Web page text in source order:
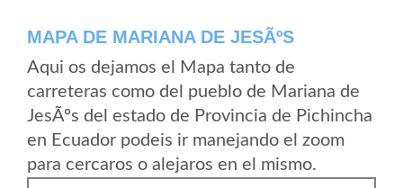
MAPA DE MARIANA DE JESÃºS
Aqui os dejamos el Mapa tanto de
carreteras como del pueblo de Mariana de
JesÃºs del estado de Provincia de Pichincha
en Ecuador podeis ir manejando el zoom
para cercaros o alejaros en el mismo.